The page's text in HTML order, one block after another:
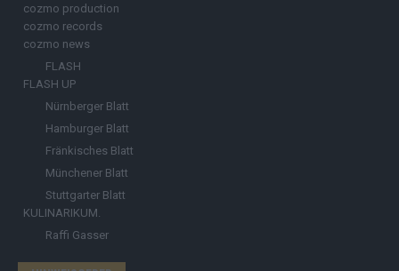
cozmo production
cozmo records
cozmo news
FLASH
FLASH UP
Nürnberger Blatt
Hamburger Blatt
Fränkisches Blatt
Münchener Blatt
Stuttgarter Blatt
KULINARIKUM.
Raffi Gasser